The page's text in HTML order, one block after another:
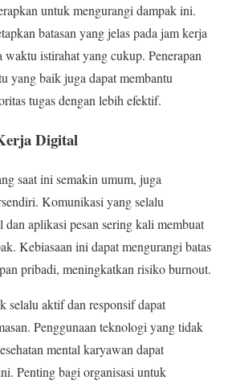
untuk mengurangi dampak ini.
batasan yang jelas pada jam kerja
waktu istirahat yang cukup. Penerapan
yang baik juga dapat membantu
tugas dengan lebih efektif.
Digital
saat ini semakin umum, juga
Komunikasi yang selalu
aplikasi pesan sering kali membuat
Kebiasaan ini dapat mengurangi batas
pribadi, meningkatkan risiko burnout.
selalu aktif dan responsif dapat
Penggunaan teknologi yang tidak
mental karyawan dapat
Penting bagi organisasi untuk